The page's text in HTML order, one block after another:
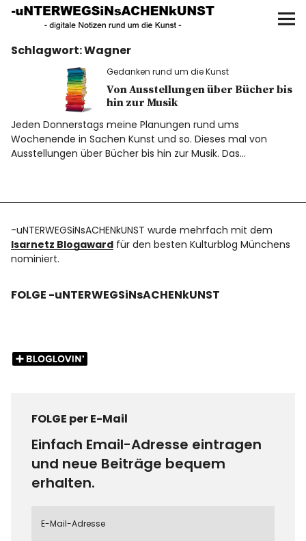
UNTERWEGS IN SACHEN
KUNST
Start
AKTUELLE AUSSTELLUNGEN
KUNSTSPAZIERGÄNGE
UNSER BUCH
Schlagwort:Wagner
Gedanken rund um die Kunst
Von Ausstellungen über Bücher bis
hin zur Musik
Jeden Donnerstags meine Planungen rund ums
Wochenende in Sachen Kunst und so. Dieses mal von
Ausstellungen über Bücher bis hin zur Musik. Das…
-uNTERWEGSiNsACHENkUNST wurde mehrfach mit dem
Isarnetz Blogaward für den besten Kulturblog Münchens
nominiert.
FOLGE -uNTERWEGSiNsACHENkUNST
FOLGE per E-Mail
Einfach Email-Adresse eintragen
und neue Beiträge bequem
erhalten.